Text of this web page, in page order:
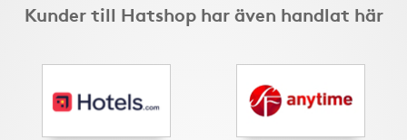
Kunder till Hatshop har även handlat här